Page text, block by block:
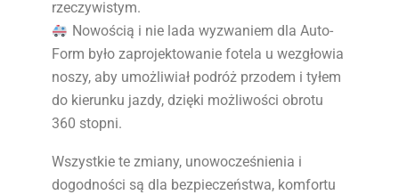
rzeczywistym.
Nowością i nie lada wyzwaniem dla Auto-
Form było zaprojektowanie fotela u wezgłowia
noszy, aby umożliwiał podróż przodem i tyłem
do kierunku jazdy, dzięki możliwości obrotu
360 stopni.
Wszystkie te zmiany, unowocześnienia i
dogodności są dla bezpieczeństwa, komfortu